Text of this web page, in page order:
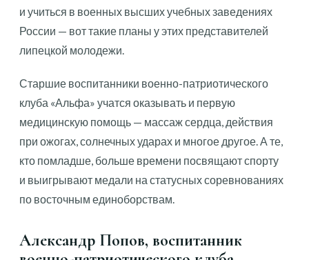
и учиться в военных высших учебных заведениях
России — вот такие планы у этих представителей
липецкой молодежи.
Старшие воспитанники военно-патриотического
клуба «Альфа» учатся оказывать и первую
медицинскую помощь — массаж сердца, действия
при ожогах, солнечных ударах и многое другое. А те,
кто помладше, больше времени посвящают спорту
и выигрывают медали на статусных соревнованиях
по восточным единоборствам.
Александр Попов, воспитанник